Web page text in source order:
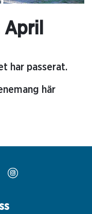
April
har passerat.
här